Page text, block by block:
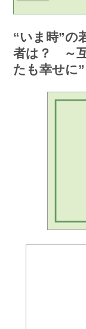
“いま時”の
者は？ ～
たも幸せに”